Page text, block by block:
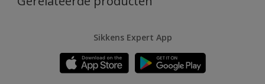
Sikkens Expert App